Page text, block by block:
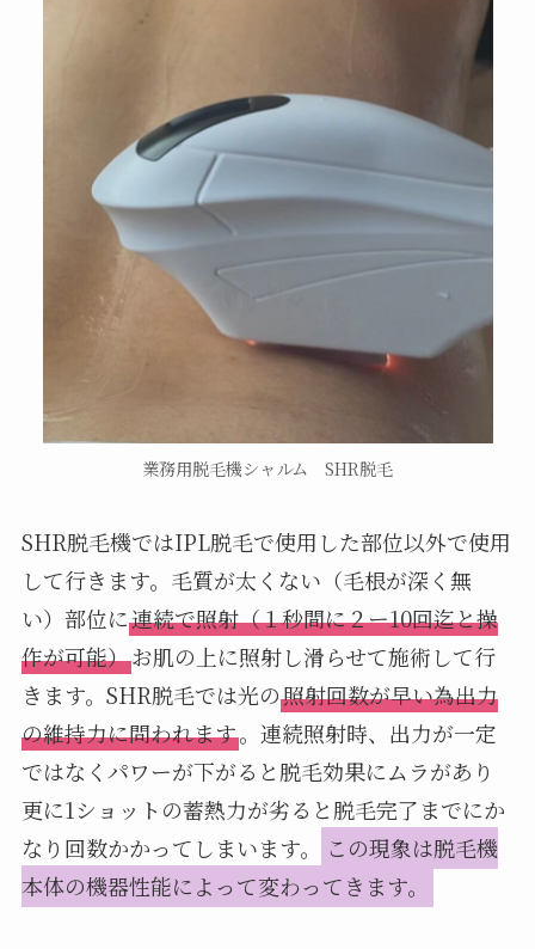
業務用脱毛機シャルム SHR脱毛
SHR脱毛機ではIPL脱毛で使用した部位以外で使用
して行きます。毛質が太くない（毛根が深く無
い）部位に連続で照射（１秒間に２ー10回迄と操
作が可能）お肌の上に照射し滑らせて施術して行
きます。SHR脱毛では光の照射回数が早い為出力
の維持力に問われます。連続照射時、出力が一定
ではなくパワーが下がると脱毛効果にムラがあり
更に1ショットの蓄熱力が劣ると脱毛完了までにか
なり回数かかってしまいます。
この現象は脱毛機
本体の機器性能によって変わってきます。